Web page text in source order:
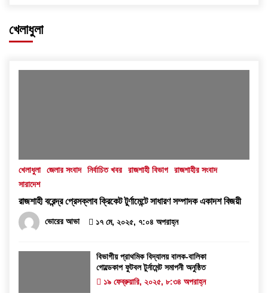
খেলাধুলা
খেলাধুলা জেলার সংবাদ নির্বাচিত খবর রাজশাহী বিভাগ
রাজশাহীর সংবাদ
সারাদেশ
রাজশাহী বরেন্দ্র প্রেসক্লাব ক্রিকেট টুর্ণামেন্টে সাধারণ সম্পাদক একাদশ বিজয়ী
ভোরের আভা ১৭ মে, ২০২৫, ৭:০৪ অপরাহ্ন
বিভাগীয় প্রাথমিক বিদ্যালয় বালক-বালিকা
গোল্ডেকাপ ফুটবল টুর্নামেন্ট সমাপনী অনুষ্ঠিত
১৯ ফেব্রুয়ারি, ২০২৫, ৮:৩৪ অপরাহ্ন